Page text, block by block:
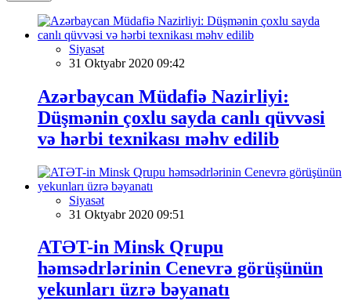
Siyasət
31 Oktyabr 2020 09:42
Azərbaycan Müdafiə Nazirliyi:
Düşmənin çoxlu sayda canlı qüvvəsi
və hərbi texnikası məhv edilib
Siyasət
31 Oktyabr 2020 09:51
ATƏT-in Minsk Qrupu
həmsədrlərinin Cenevrə görüşünün
yekunları üzrə bəyanatı